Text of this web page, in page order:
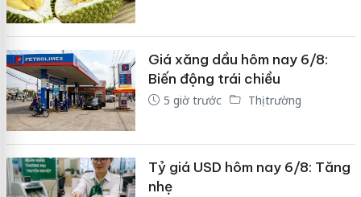
Giá xăng dầu hôm nay 6/8:
Biến động trái chiều
5 giờ trước Thị trường
Tỷ giá USD hôm nay 6/8: Tăng
nhẹ